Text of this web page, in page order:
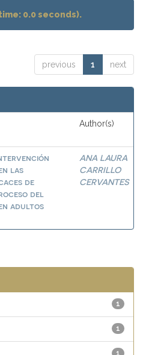
0.0 seconds).
previous 1 next
Author(s)
las
de
del
adultos
ANA LAURA
CARRILLO
CERVANTES
1
1
1